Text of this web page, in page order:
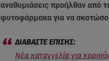
αναθυμιάσεις προήλθαν από
φυτοφάρμακα για να
Νέα καταγγελία για